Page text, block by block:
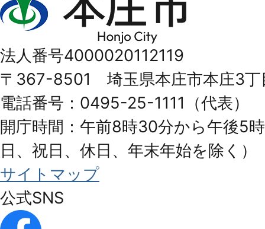
庄
Honjo
City
法人番号4000020112119
〒367-8501 埼玉県本庄市本庄3丁
電話番号：0495-25-1111（代表）
開庁時間：午前8時30分から午後5
日、祝日、休日、年末年始を除く）
サイトマップ
公式SNS